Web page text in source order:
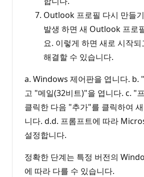
Outlook 프로필 다시 만들
발생 하면 새 Outlook 프로
요. 이렇게 하면 새로 시작
해결할 수 있습니다.
a. Windows 제어판을 엽니다. b.
고 "메일(32비트)"을 엽니다. c. "
클릭한 다음 "추가"를 클릭하여
니다. d.d. 프롬프트에 따라
설정합니다.
정확한 단계는 특정 버전의
에 따라 다를 수 있습니다.